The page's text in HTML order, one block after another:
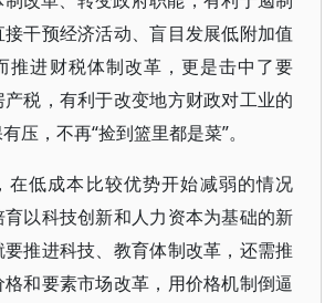
干预经济活动、盲目发展低附加值
推进财税体制改革，更是击中了要
税，有利于改变地方财政对工业的
压，不再“捡到篮里都是菜”。
在低成本比较优势开始减弱的情况
以科技创新和人力资本为基础的新
推进科技、教育体制改革，还需推
和要素市场改革，用价格机制倒逼